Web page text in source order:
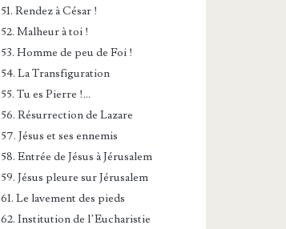
51. Rendez à César !
52. Malheur à toi !
53. Homme de peu de Foi !
54. La Transfiguration
55. Tu es Pierre !…
56. Résurrection de Lazare
57. Jésus et ses ennemis
58. Entrée de Jésus à Jérusalem
59. Jésus pleure sur Jérusalem
61. Le lavement des pieds
62. Institution de l’Eucharistie